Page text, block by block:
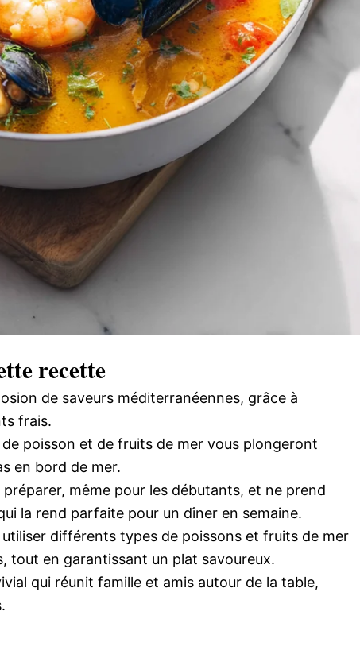
recette
de saveurs méditerranéennes, grâce à
frais.
poisson et de fruits de mer vous plongeront
en bord de mer.
même pour les débutants, et ne prend
la rend parfaite pour un dîner en semaine.
différents types de poissons et fruits de mer
tout en garantissant un plat savoureux.
qui réunit famille et amis autour de la table,